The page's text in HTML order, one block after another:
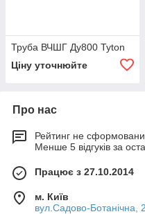
Труба ВЧШГ Ду800 Tyton
Ціну уточнюйте
Про нас
Рейтинг не
Менше 5 відгуків за
Працює з 27.10.2014
м. Київ
вул.Садово-Ботанічна,